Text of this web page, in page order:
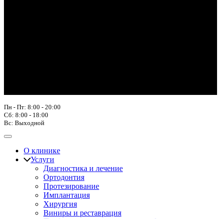
Пн - Пт: 8:00 - 20:00
Сб: 8:00 - 18:00
Вс: Выходной
О клинике
Услуги
Диагностика и лечение
Ортодонтия
Протезирование
Имплантация
Хирургия
Виниры и реставрация